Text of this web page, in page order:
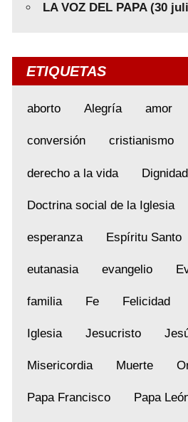
LA VOZ DEL PAPA (30
ETIQUETAS
aborto Alegría amor
conversión cristianismo
derecho a la vida
Doctrina social de la Iglesia
esperanza Espíritu Santo
eutanasia evangelio
familia Fe Felicidad
Iglesia Jesucristo
Misericordia Muerte
Papa Francisco Papa